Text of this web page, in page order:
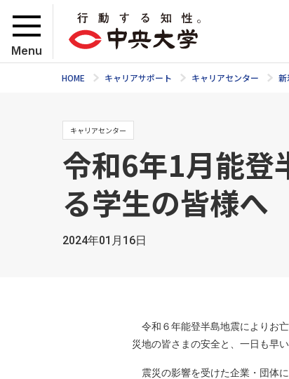
Menu
HOME キャリアサポート キャリアセンター 新
キャリアセンター
令和6年1月能登
る学生の皆様へ
2024年01月16日
令和６年能登半島地震によりお
災地の皆さまの安全と、一日も早
震災の影響を受けた企業・団体